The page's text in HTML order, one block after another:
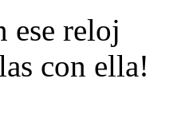
ese reloj
con ella!